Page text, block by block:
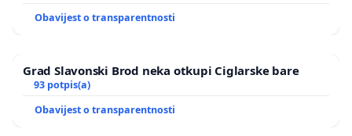
Obavijest o transparentnosti
Grad Slavonski Brod neka otkupi Ciglarske bare
93 potpis(a)
Obavijest o transparentnosti